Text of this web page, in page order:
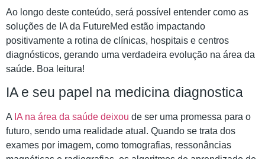
Ao longo deste conteúdo, será possível entender como as
soluções de IA da FutureMed estão impactando
positivamente a rotina de clínicas, hospitais e centros
diagnósticos, gerando uma verdadeira evolução na área da
saúde. Boa leitura!
IA e seu papel na medicina diagnostica
A IA na área da saúde deixou de ser uma promessa para o
futuro, sendo uma realidade atual. Quando se trata dos
exames por imagem, como tomografias, ressonâncias